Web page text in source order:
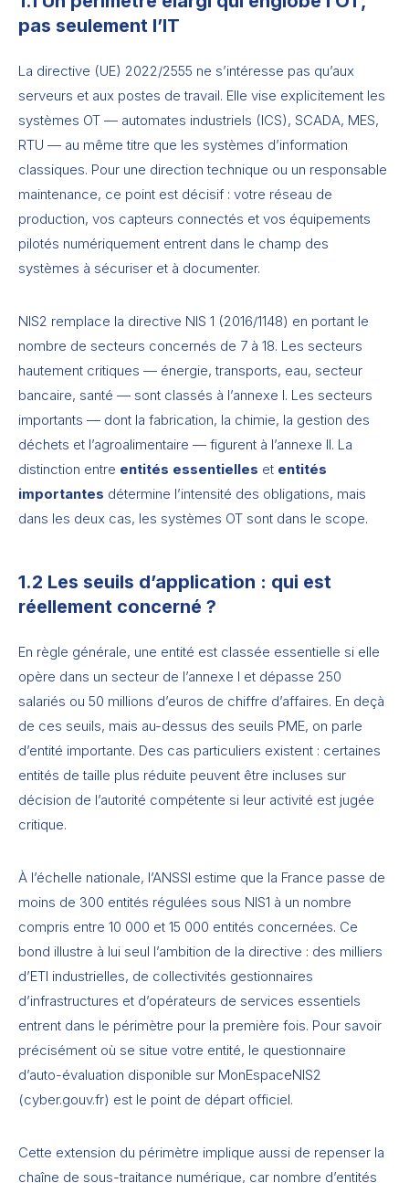
pas seulement l’IT
La directive (UE) 2022/2555 ne s’intéresse pas qu’aux
serveurs et aux postes de travail. Elle vise explicitement les
systèmes OT — automates industriels (ICS), SCADA, MES,
RTU — au même titre que les systèmes d’information
classiques. Pour une direction technique ou un responsable
maintenance, ce point est décisif : votre réseau de
production, vos capteurs connectés et vos équipements
pilotés numériquement entrent dans le champ des
systèmes à sécuriser et à documenter.
NIS2 remplace la directive NIS 1 (2016/1148) en portant le
nombre de secteurs concernés de 7 à 18. Les secteurs
hautement critiques — énergie, transports, eau, secteur
bancaire, santé — sont classés à l’annexe I. Les secteurs
importants — dont la fabrication, la chimie, la gestion des
déchets et l’agroalimentaire — figurent à l’annexe II. La
distinction entre entités essentielles et entités
importantes détermine l’intensité des obligations, mais
dans les deux cas, les systèmes OT sont dans le scope.
1.2 Les seuils d’application : qui est
réellement concerné ?
En règle générale, une entité est classée essentielle si elle
opère dans un secteur de l’annexe I et dépasse 250
salariés ou 50 millions d’euros de chiffre d’affaires. En deçà
de ces seuils, mais au-dessus des seuils PME, on parle
d’entité importante. Des cas particuliers existent : certaines
entités de taille plus réduite peuvent être incluses sur
décision de l’autorité compétente si leur activité est jugée
critique.
À l’échelle nationale, l’ANSSI estime que la France passe de
moins de 300 entités régulées sous NIS1 à un nombre
compris entre 10 000 et 15 000 entités concernées. Ce
bond illustre à lui seul l’ambition de la directive : des milliers
d’ETI industrielles, de collectivités gestionnaires
d’infrastructures et d’opérateurs de services essentiels
entrent dans le périmètre pour la première fois. Pour savoir
précisément où se situe votre entité, le questionnaire
d’auto-évaluation disponible sur MonEspaceNIS2
(cyber.gouv.fr) est le point de départ officiel.
Cette extension du périmètre implique aussi de repenser la
chaîne de sous-traitance numérique, car nombre d’entités